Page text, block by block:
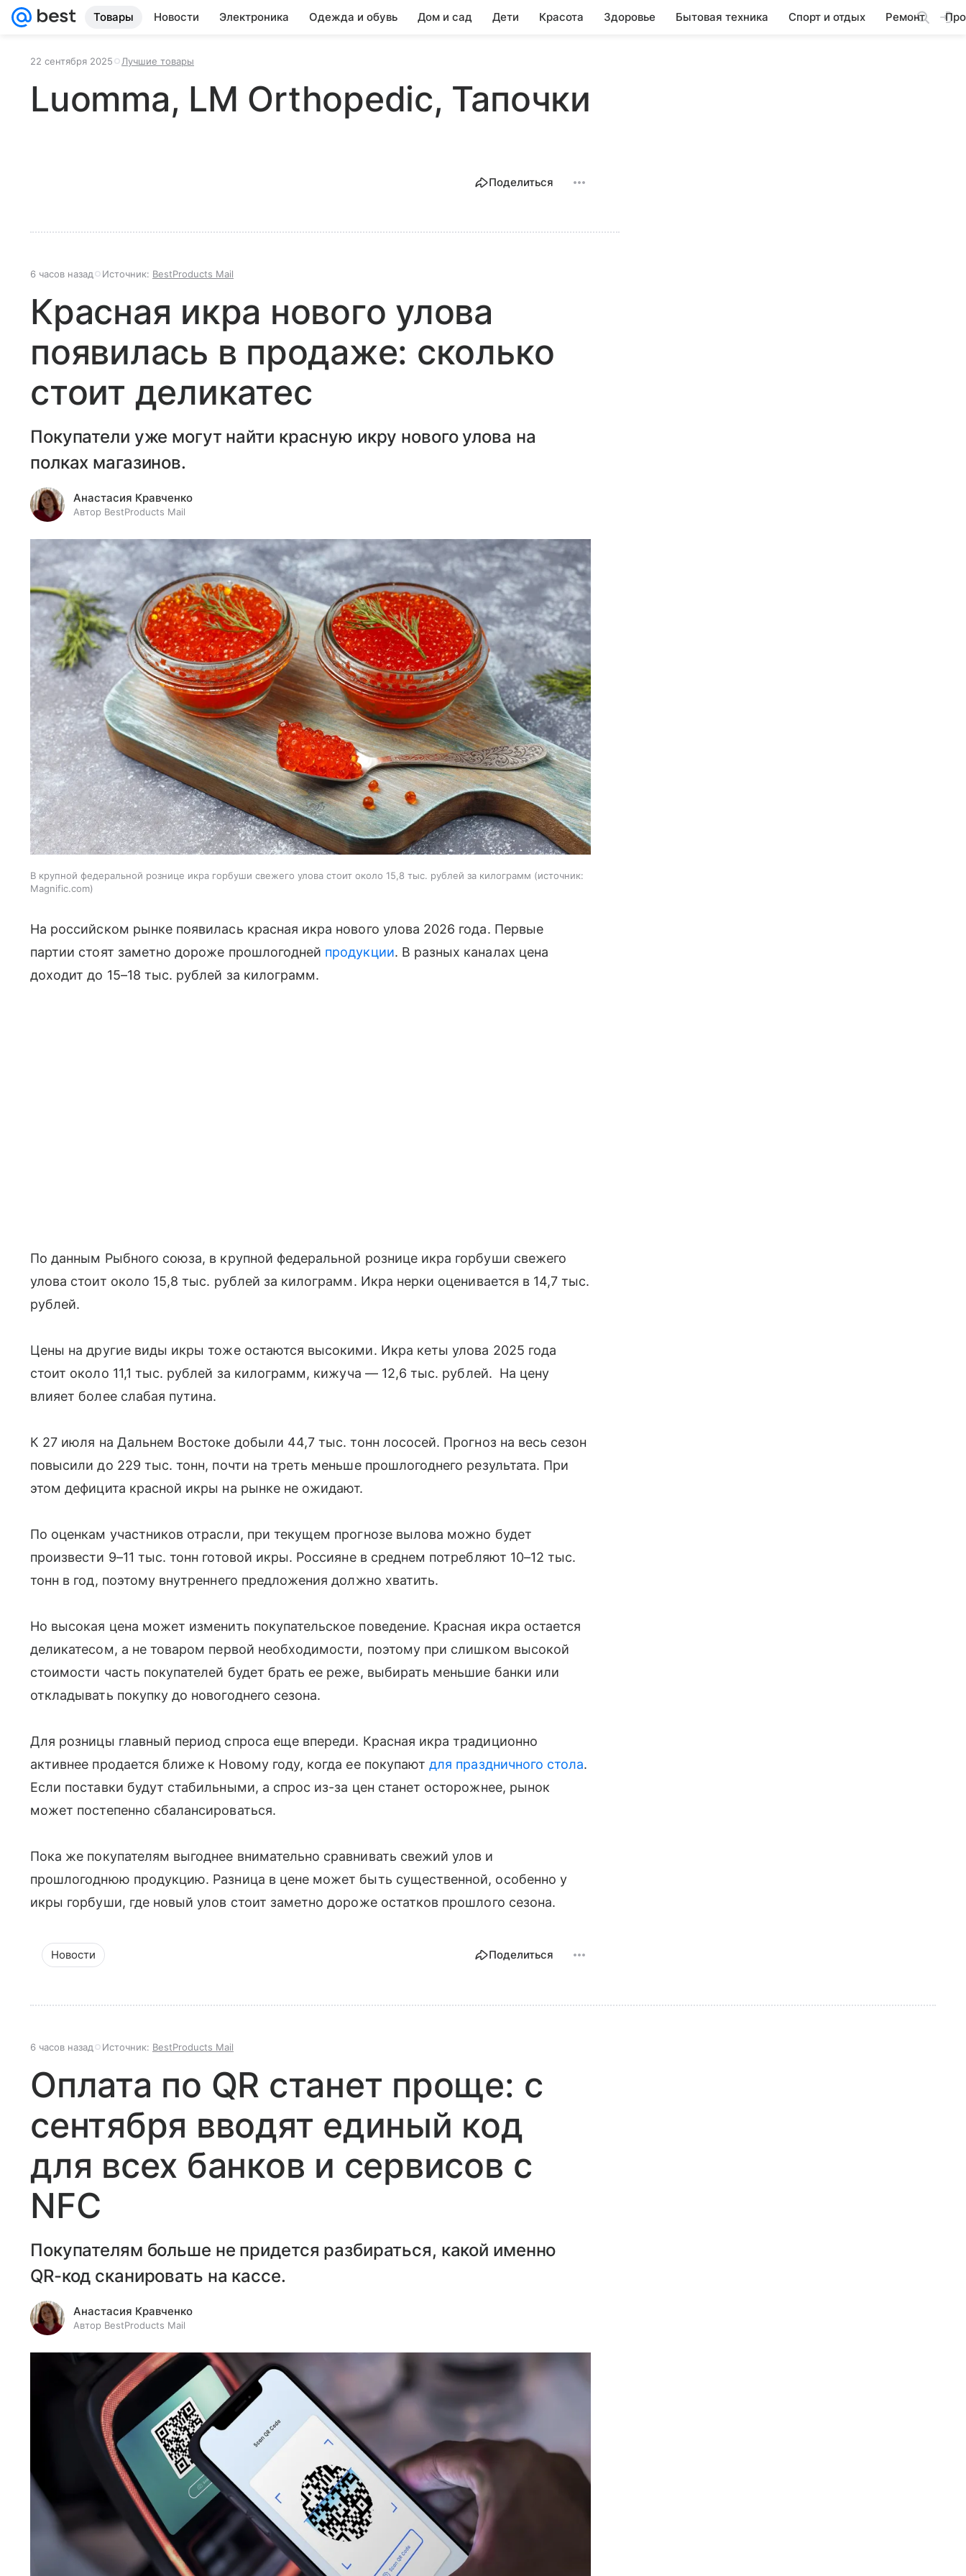
Товары Новости Электроника Одежда и обувь Дом и сад Дети Красота Здоровье Бытовая техника Спорт и отдых Ремонт
22 сентября 2025 Лучшие товары
Luomma, LM Orthopedic, Тапочки
Поделиться
6 часов назад Источник: BestProducts Mail
Красная икра нового улова
появилась в продаже: сколько
стоит деликатес
Покупатели уже могут найти красную икру нового улова на
полках магазинов.
Анастасия Кравченко
Автор BestProducts Mail
В крупной федеральной рознице икра горбуши свежего улова стоит около 15,8 тыс. рублей за килограмм
источник:
Magnific.com
На российском рынке появилась красная икра нового улова 2026 года. Первые
партии стоят заметно дороже прошлогодней продукции. В разных каналах цена
доходит до 15–18 тыс. рублей за килограмм.
По данным Рыбного союза, в крупной федеральной рознице икра горбуши свежего
улова стоит около 15,8 тыс. рублей за килограмм. Икра нерки оценивается в 14,7 тыс.
рублей.
Цены на другие виды икры тоже остаются высокими. Икра кеты улова 2025 года
стоит около 11,1 тыс. рублей за килограмм, кижуча — 12,6 тыс. рублей. На цену
влияет более слабая путина.
К 27 июля на Дальнем Востоке добыли 44,7 тыс. тонн лососей. Прогноз на весь сезон
повысили до 229 тыс. тонн, почти на треть меньше прошлогоднего результата. При
этом дефицита красной икры на рынке не ожидают.
По оценкам участников отрасли, при текущем прогнозе вылова можно будет
произвести 9–11 тыс. тонн готовой икры. Россияне в среднем потребляют 10–12 тыс.
тонн в год, поэтому внутреннего предложения должно хватить.
Но высокая цена может изменить покупательское поведение. Красная икра остается
деликатесом, а не товаром первой необходимости, поэтому при слишком высокой
стоимости часть покупателей будет брать ее реже, выбирать меньшие банки или
откладывать покупку до новогоднего сезона.
Для розницы главный период спроса еще впереди. Красная икра традиционно
активнее продается ближе к Новому году, когда ее покупаютдля праздничного стола.
Если поставки будут стабильными, а спрос из-за цен станет осторожнее, рынок
может постепенно сбалансироваться.
Пока же покупателям выгоднее внимательно сравнивать свежий улов и
прошлогоднюю продукцию. Разница в цене может быть существенной, особенно у
икры горбуши, где новый улов стоит заметно дороже остатков прошлого сезона.
Новости Поделиться
6 часов назад Источник: BestProducts Mail
Оплата по QR станет проще: с
сентября вводят единый код
для всех банков и сервисов с
NFC
Покупателям больше не придется разбираться, какой именно
QR-код сканировать на кассе.
Анастасия Кравченко
Автор BestProducts Mail